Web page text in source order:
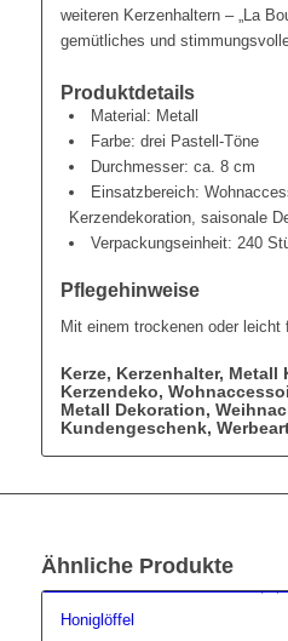
weiteren Kerzenhaltern – „La
gemütliches und
Produktdetails
Material: Metall
Farbe: drei Pastell-Töne
Durchmesser: ca. 8 cm
Einsatzbereich:
Kerzendekoration, saisonale
Verpackungseinheit: 240
Pflegehinweise
Mit einem trockenen oder leicht
Kerze, Kerzenhalter, Metall
Kerzendeko,
Metall Dekoration,
Kundengeschenk,
Ähnliche Produkte
Honiglöffel